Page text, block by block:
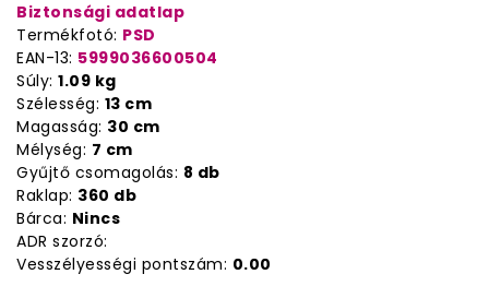
Biztonsági adatlap
Termékfotó: PSD
EAN-13: 5999036600504
Súly: 1.09 kg
Szélesség: 13 cm
Magasság: 30 cm
Mélység: 7 cm
Gyűjtő csomagolás: 8 db
Raklap: 360 db
Bárca: Nincs
ADR szorzó:
Vesszélyességi pontszám: 0.00